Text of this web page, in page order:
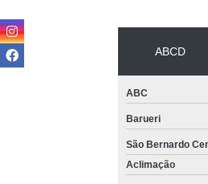
ABCD
ABC
Barueri
São Bernardo
Aclimação